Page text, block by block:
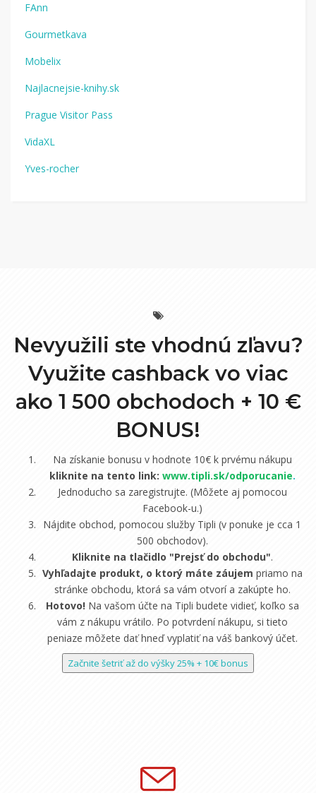
FAnn
Gourmetkava
Mobelix
Najlacnejsie-knihy.sk
Prague Visitor Pass
VidaXL
Yves-rocher
Nevyužili ste vhodnú zľavu?
Využite cashback vo viac
ako 1 500 obchodoch + 10 €
BONUS!
Na získanie bonusu v hodnote 10€ k prvému nákupu
kliknite na tento link: www.tipli.sk/odporucanie.
Jednoducho sa zaregistrujte. (Môžete aj pomocou
Facebook-u.)
Nájdite obchod, pomocou služby Tipli (v ponuke je cca 1
500 obchodov).
Kliknite na tlačidlo "Prejsť do obchodu".
Vyhľadajte produkt, o ktorý máte záujem priamo na
stránke obchodu, ktorá sa vám otvorí a zakúpte ho.
Hotovo!Na vašom účte na Tipli budete vidieť, koľko sa
vám z nákupu vrátilo. Po potvrdení nákupu, si tieto
peniaze môžete dať hneď vyplatiť na váš bankový účet.
Začnite šetriť až do výšky 25% + 10€ bonus